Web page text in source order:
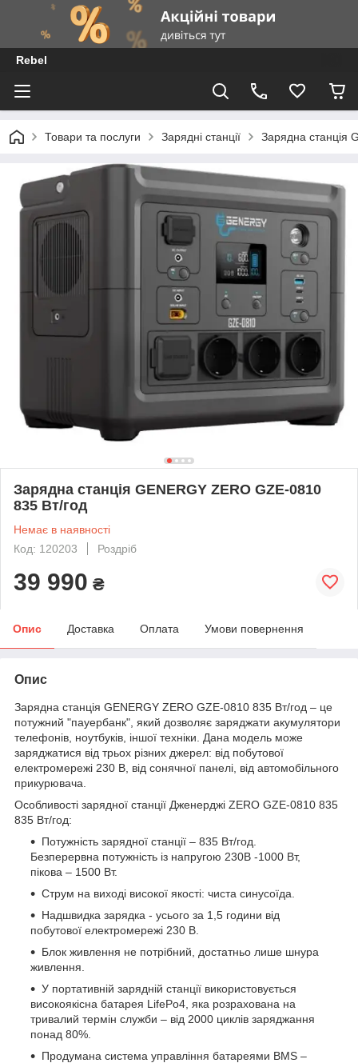
Rebel
Товари та послуги Зарядні станції Зарядна станція
Зарядна станція GENERGY ZERO GZE-0810
835 Вт/год
Немає в наявності
Код: 120203
Роздріб
39 990 ₴
Опис Доставка Оплата Умови повернення
Опис
Зарядна станція GENERGY ZERO GZE-0810 835 Вт/год – це
потужний "пауербанк", який дозволяє заряджати акумулятори
телефонів, ноутбуків, іншої техніки. Дана модель може
заряджатися від трьох різних джерел: від побутової
електромережі 230 В, від сонячної панелі, від автомобільного
прикурювача.
Особливості зарядної станції Дженерджі ZERO GZE-0810 835
835 Вт/год:
Потужність зарядної станції – 835 Вт/год.
Безперервна потужність із напругою 230В -1000 Вт,
пікова – 1500 Вт.
Струм на виході високої якості: чиста синусоїда.
Надшвидка зарядка - усього за 1,5 години від
побутової електромережі 230 В.
Блок живлення не потрібний, достатньо лише шнура
живлення.
У портативній зарядній станції використовується
високоякісна батарея LifePo4, яка розрахована на
тривалий термін служби – від 2000 циклів заряджання
понад 80%.
Продумана система управління батареями BMS –